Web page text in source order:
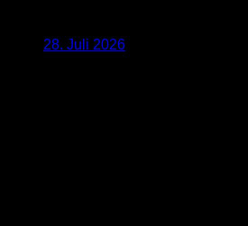
28. Juli 2026